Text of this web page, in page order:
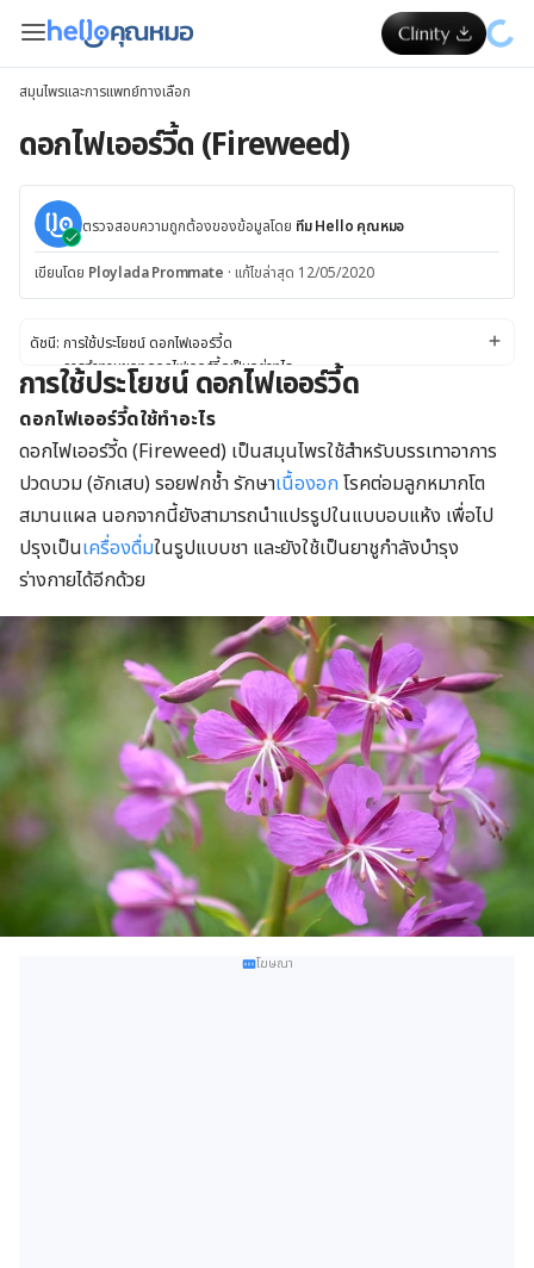
สมุนไพรและการแพทย์ทางเลือก
ดอกไฟเออร์วี้ด (Fireweed)
ตรวจสอบความถูกต้องของข้อมูลโดย ทีม Hello คุณหมอ
เขียนโดย Ploylada Prommate · แก้ไขล่าสุด 12/05/2020
ดัชนี: การใช้ประโยชน์ ดอกไฟเออร์วี้ด
การทำงานของดอกไฟเออร์วี้ดเป็นอย่างไร
ข้อควรระวังและคำเตือน
ดอกไฟเออร์วี้ดมีความปลอดภัยแค่ไหน
ผลข้างเคียง:
ปฏิกิริยาระหว่างยา
ขนาดการใช้
สมุนไพรดังกล่าวอาจอยู่ในรูปแบบใด
การใช้ประโยชน์ ดอกไฟเออร์วี้ด
ดอกไฟเออร์วี้ดใช้ทำอะไร
ดอกไฟเออร์วี้ด (Fireweed) เป็นสมุนไพรใช้สำหรับบรรเทาอาการ
ปวดบวม (อักเสบ) รอยฟกช้ำ รักษาเนื้องอก โรคต่อมลูกหมากโต
สมานแผล นอกจากนี้ยังสามารถนำแปรรูปในแบบอบแห้ง เพื่อไป
ปรุงเป็นเครื่องดื่มในรูปแบบชา และยังใช้เป็นยาชูกำลังบำรุง
ร่างกายได้อีกด้วย
โฆษณา